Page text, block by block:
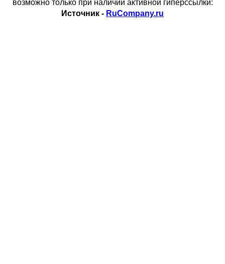
возможно только при наличии активной гиперссылки:
Источник - RuCompany.ru